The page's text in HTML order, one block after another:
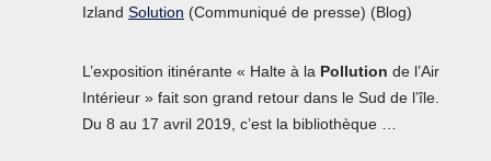
Izland Solution (Communiqué de presse) (Blog)
L’exposition itinérante « Halte à la Pollution de l’Air
Intérieur » fait son grand retour dans le Sud de l’île.
Du 8 au 17 avril 2019, c’est la bibliothèque …